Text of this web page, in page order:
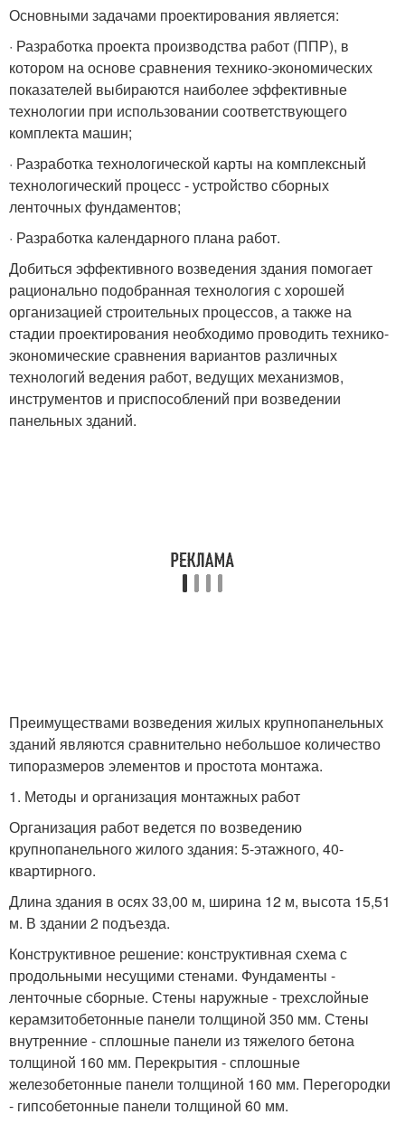
Основными задачами проектирования является:
· Разработка проекта производства работ (ППР), в
котором на основе сравнения технико-экономических
показателей выбираются наиболее эффективные
технологии при использовании соответствующего
комплекта машин;
· Разработка технологической карты на комплексный
технологический процесс - устройство сборных
ленточных фундаментов;
· Разработка календарного плана работ.
Добиться эффективного возведения здания помогает
рационально подобранная технология с хорошей
организацией строительных процессов, а также на
стадии проектирования необходимо проводить технико-
экономические сравнения вариантов различных
технологий ведения работ, ведущих механизмов,
инструментов и приспособлений при возведении
панельных зданий.
Преимуществами возведения жилых крупнопанельных
зданий являются сравнительно небольшое количество
типоразмеров элементов и простота монтажа.
1. Методы и организация монтажных работ
Организация работ ведется по возведению
крупнопанельного жилого здания: 5-этажного, 40-
квартирного.
Длина здания в осях 33,00 м, ширина 12 м, высота 15,51
м. В здании 2 подъезда.
Конструктивное решение: конструктивная схема с
продольными несущими стенами. Фундаменты -
ленточные сборные. Стены наружные - трехслойные
керамзитобетонные панели толщиной 350 мм. Стены
внутренние - сплошные панели из тяжелого бетона
толщиной 160 мм. Перекрытия - сплошные
железобетонные панели толщиной 160 мм. Перегородки
- гипсобетонные панели толщиной 60 мм.